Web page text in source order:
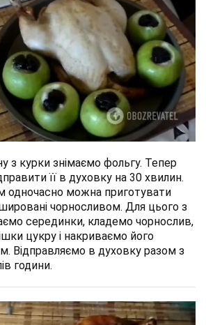
з курки знімаємо фольгу. Тепер
її в духовку на 30 хвилин.
одночасно можна приготувати
чорносливом. Для цього з
серединки, кладемо чорнослив,
цукру і накриваємо його
Відправляємо в духовку разом з
години.